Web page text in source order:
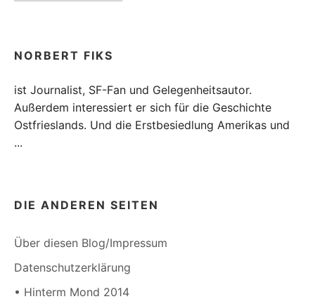
NORBERT FIKS
ist Journalist, SF-Fan und Gelegenheitsautor.
Außerdem interessiert er sich für die Geschichte
Ostfrieslands. Und die Erstbesiedlung Amerikas und
...
DIE ANDEREN SEITEN
Über diesen Blog/Impressum
Datenschutzerklärung
• Hinterm Mond 2014